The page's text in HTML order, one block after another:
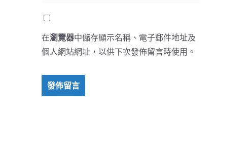
在瀏覽器中儲存顯示名稱、電子郵件地址及
個人網站網址，以供下次發佈留言時使用。